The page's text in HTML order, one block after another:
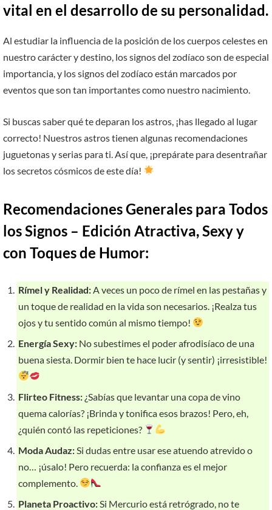
vital en el desarrollo de su personalidad.
Al estudiar la influencia de la posición de los cuerpos celestes en
nuestro carácter y destino, los signos del zodíaco son de especial
importancia, y los signos del zodíaco están marcados por
eventos que son tan importantes como nuestro nacimiento.
Si buscas saber qué te deparan los astros, ¡has llegado al lugar
correcto! Nuestros astros tienen algunas recomendaciones
juguetonas y serias para ti. Así que, ¡prepárate para desentrañar
los secretos cósmicos de este día!
Recomendaciones Generales para Todos
los Signos – Edición Atractiva, Sexy y
con Toques de Humor:
Rímel y Realidad: A veces un poco de rímel en las pestañas y
un toque de realidad en la vida son necesarios. ¡Realza tus
ojos y tu sentido común al mismo tiempo!
Energía Sexy: No subestimes el poder afrodisíaco de una
buena siesta. Dormir bien te hace lucir (y sentir) ¡irresistible!
Flirteo Fitness: ¿Sabías que levantar una copa de vino
quema calorías? ¡Brinda y tonifica esos brazos! Pero, eh,
¿quién contó las repeticiones?
Moda Audaz:Si dudas entre usar ese atuendo atrevido o
no… ¡úsalo! Pero recuerda: la confianza es el mejor
complemento.
Planeta Proactivo:Si Mercurio está retrógrado, no te